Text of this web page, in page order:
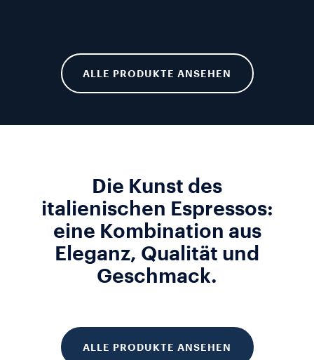
ALLE PRODUKTE ANSEHEN
Die Kunst des
italienischen Espressos:
eine Kombination aus
Eleganz, Qualität und
Geschmack.
ALLE PRODUKTE ANSEHEN